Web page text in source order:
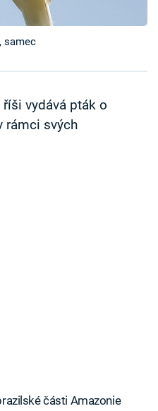
samec
vydává pták o
rámci svých
části Amazonie